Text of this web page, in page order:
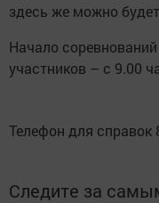
здесь же можно
Начало
участников – с 9.00
Телефон для справок
Следите за